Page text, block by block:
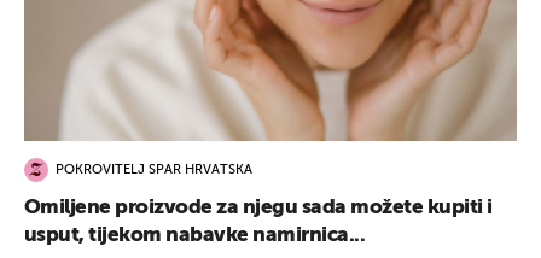
POKROVITELJ SPAR HRVATSKA
Omiljene proizvode za njegu sada možete kupiti i
usput, tijekom nabavke namirnica...